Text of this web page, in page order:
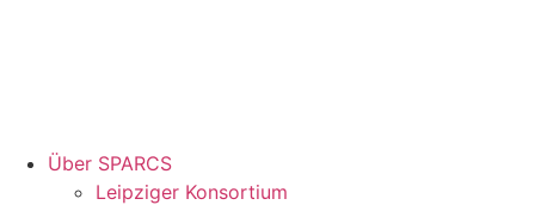
Über SPARCS
Leipziger Konsortium